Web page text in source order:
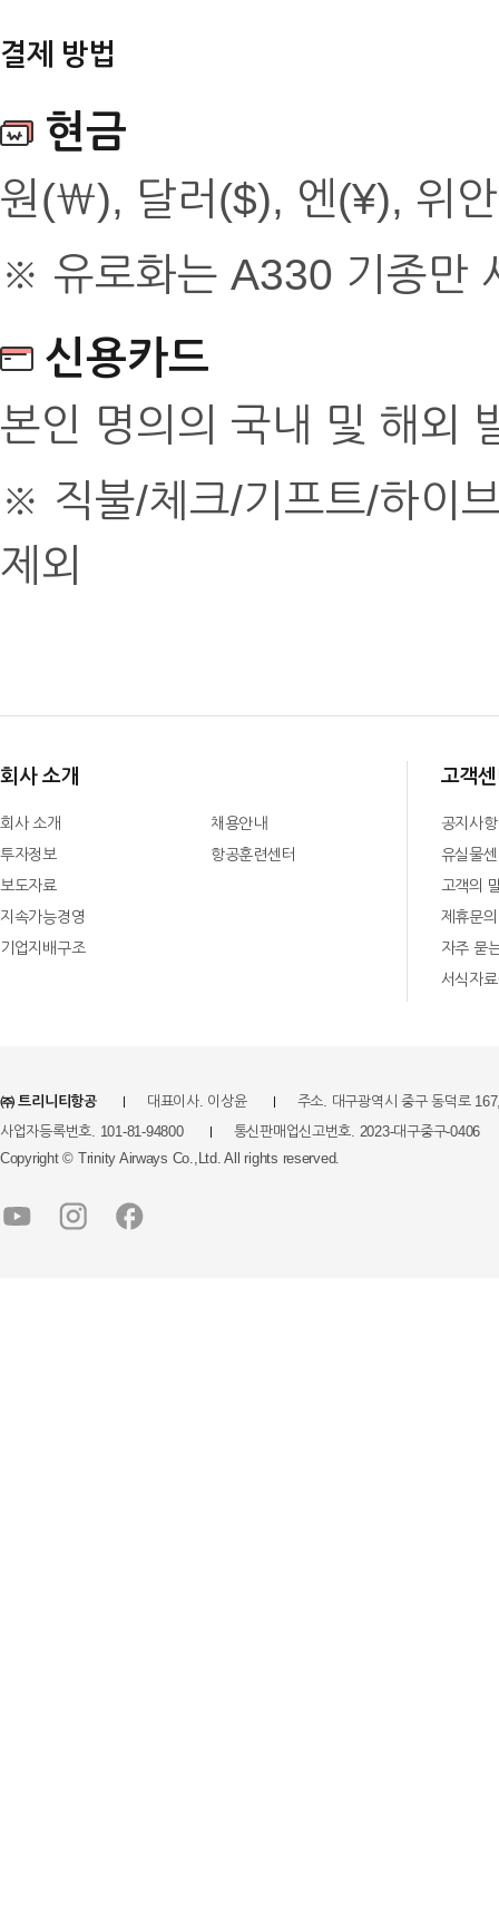
결제 방법
현금
원(￦), 달러($), 엔(¥), 위
※ 유로화는 A330 기종만
신용카드
본인 명의의 국내 및 해외
※ 직불/체크/기프트/하이
제외
회사 소개
회사 소개
투자정보
보도자료
지속가능경영
기업지배구조
채용안내
항공훈련센터
고객
공지사항
유실물
고객의
제휴문의
자주 묻
서식자
㈜ 트리니티항공 대표이사. 이상윤
주소. 대구광역시 중구 동덕로
사업자등록번호. 101-81-94800
통신판매업신고번호. 2023-대구중구-0406
Copyright © Trinity Airways Co.,Ltd. All rights reserved.